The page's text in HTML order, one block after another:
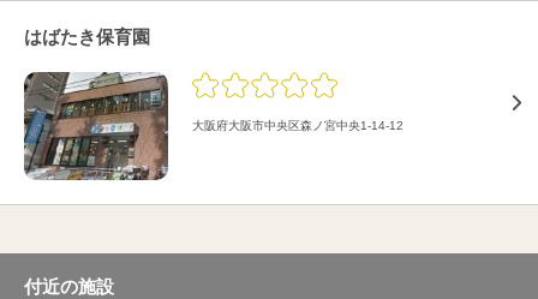
はばたき保育園
大阪府大阪市中央区森ノ宮中央1-14-12
付近の施設